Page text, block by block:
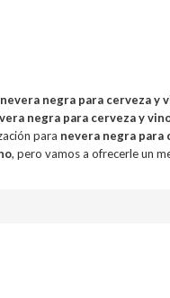
nevera negra para cerveza y
negra para cerveza y
para nevera negra para
, pero vamos a ofrecerle un